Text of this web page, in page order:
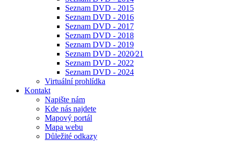
Seznam DVD - 2015
Seznam DVD - 2016
Seznam DVD - 2017
Seznam DVD - 2018
Seznam DVD - 2019
Seznam DVD - 2020⁄21
Seznam DVD - 2022
Seznam DVD - 2024
Virtuální prohlídka
Kontakt
Napište nám
Kde nás najdete
Mapový portál
Mapa webu
Důležité odkazy